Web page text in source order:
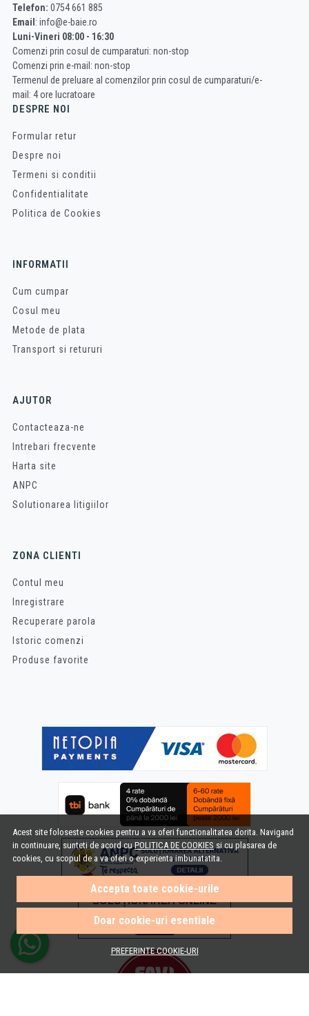
Acest site foloseste cookies pentru a va oferi functionalitatea dorita. Navigand
in continuare, sunteti de acord cuPOLITICA DE COOKIES si cu plasarea de
cookies, cu scopul de a va oferi o experienta imbunatatita.
Accepta toate cookie-urile
Doar cookie-uri esentiale
PREFERINTE COOKIE-URI
Telefon: 0754 661 885
Email : info@e-baie.ro
Luni-Vineri 08:00 - 16:30
Comenzi prin cosul de cumparaturi: non-stop
Comenzi prin e-mail: non-stop
Termenul de preluare al comenzilor prin cosul de cumparaturi/e-
mail: 4 ore lucratoare
DESPRE NOI
Formular retur
Despre noi
Termeni si conditii
Confidentialitate
Politica de Cookies
INFORMATII
Cum cumpar
Cosul meu
Metode de plata
Transport si retururi
AJUTOR
Contacteaza-ne
Intrebari frecvente
Harta site
ANPC
Solutionarea litigiilor
ZONA CLIENTI
Contul meu
Inregistrare
Recuperare parola
Istoric comenzi
Produse favorite